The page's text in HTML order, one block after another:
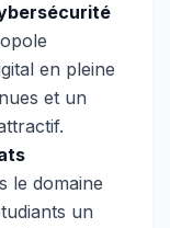
en pleine
et un
le domaine
un